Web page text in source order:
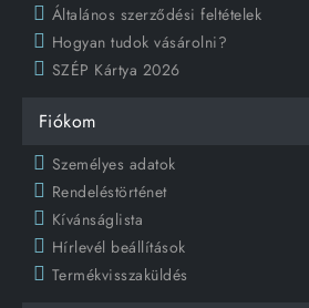
Általános szerződési feltételek
Hogyan tudok vásárolni?
SZÉP Kártya 2026
Fiókom
Személyes adatok
Rendeléstörténet
Kívánságlista
Hírlevél beállítások
Termékvisszaküldés